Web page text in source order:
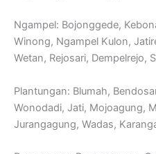
Ngampel: Bojonggede,
Winong, Ngampel Kulon,
Wetan, Rejosari, Dempelrejo,
Plantungan: Blumah,
Wonodadi, Jati, Mojoagung,
Jurangagung, Wadas,